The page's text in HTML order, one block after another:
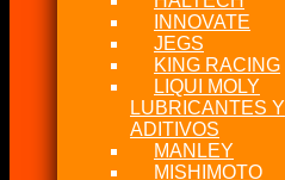
INNOVATE
JEGS
KING RACING
LIQUI MOLY
LUBRICANTES Y
ADITIVOS
MANLEY
MISHIMOTO